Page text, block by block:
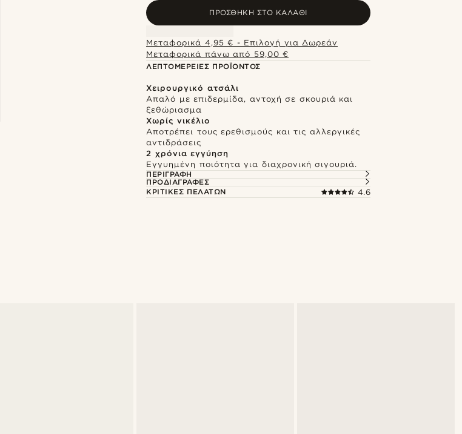
ΠΡΟΣΘΉΚΗ ΣΤΟ ΚΑΛΆΘΙ
Μεταφορικά 4,95 € - Επιλογή για Δωρεάν
Μεταφορικά πάνω από 59,00 €
ΛΕΠΤΟΜΈΡΕΙΕΣ ΠΡΟΪΌΝΤΟΣ
Χειρουργικό ατσάλι
Απαλό με επιδερμίδα, αντοχή σε σκουριά και
ξεθώριασμα
Χωρίς νικέλιο
Αποτρέπει τους ερεθισμούς και τις αλλεργικές
αντιδράσεις
2 χρόνια εγγύηση
Εγγυημένη ποιότητα για διαχρονική σιγουριά.
ΠΕΡΙΓΡΑΦΉ
ΠΡΟΔΙΑΓΡΑΦΈΣ
ΚΡΙΤΙΚΈΣ ΠΕΛΑΤΏΝ
4.6